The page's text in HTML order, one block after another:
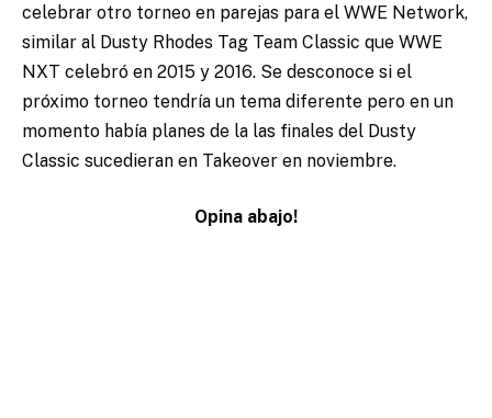
celebrar otro torneo en parejas para el WWE Network,
similar al Dusty Rhodes Tag Team Classic que WWE
NXT celebró en 2015 y 2016. Se desconoce si el
próximo torneo tendría un tema diferente pero en un
momento había planes de la las finales del Dusty
Classic sucedieran en Takeover en noviembre.
Opina abajo!